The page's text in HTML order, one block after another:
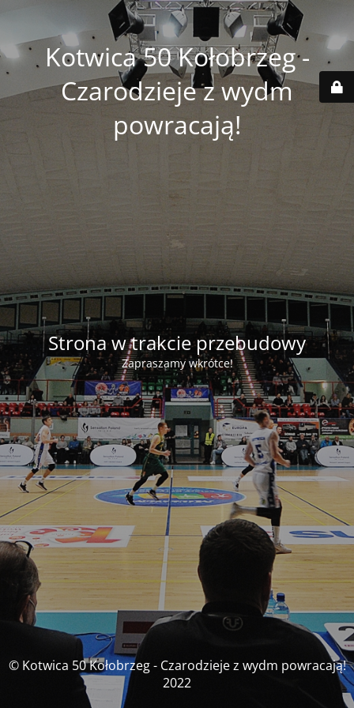
Kotwica 50 Kołobrzeg -
Czarodzieje z wydm
powracają!
Strona w trakcie przebudowy
Zapraszamy wkrótce!
© Kotwica 50 Kołobrzeg - Czarodzieje z wydm powracają!
2022